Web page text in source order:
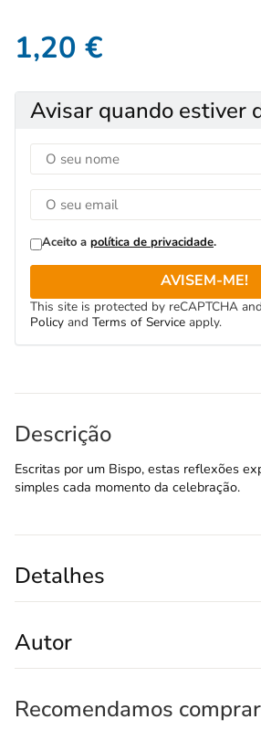
1,20 €
Avisar quando estiver
Aceito a política de privacidade.
AVISEM-ME!
This site is protected by reCAPTCHA
Policy and Terms of Service apply.
Descrição
Escritas por um Bispo, estas reflexões
simples cada momento da celebração.
Detalhes
Autor
Recomendamos